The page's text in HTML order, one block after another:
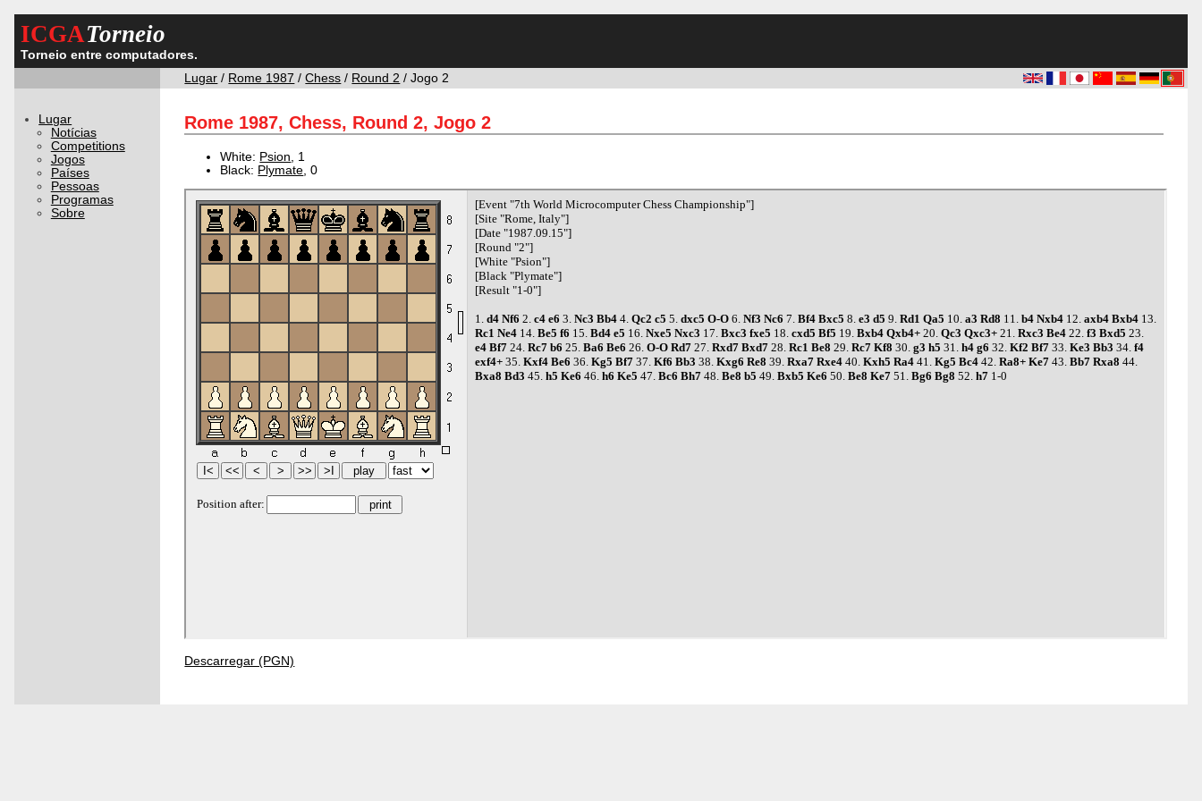
ICGATorneio
Torneio entre computadores.
Lugar / Rome 1987 /Chess / Round 2 / Jogo 2
Lugar
Notícias
Competitions
Jogos
Países
Pessoas
Programas
Sobre
Rome 1987, Chess, Round 2, Jogo 2
White: Psion , 1
Black: Plymate , 0
Descarregar (PGN)